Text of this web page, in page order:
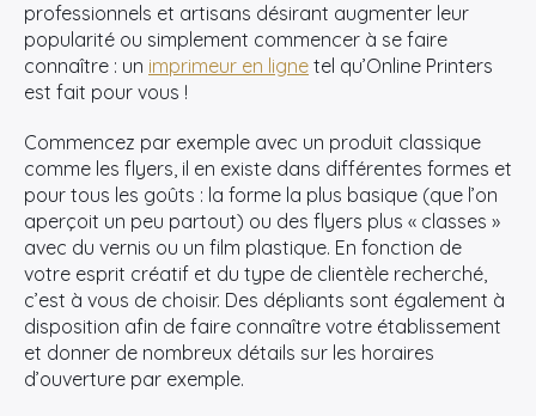
professionnels et artisans désirant augmenter leur
popularité ou simplement commencer à se faire
connaître : un imprimeur en ligne tel qu’Online Printers
est fait pour vous !
Commencez par exemple avec un produit classique
comme les flyers, il en existe dans différentes formes et
pour tous les goûts : la forme la plus basique (que l’on
aperçoit un peu partout) ou des flyers plus « classes »
avec du vernis ou un film plastique. En fonction de
votre esprit créatif et du type de clientèle recherché,
c’est à vous de choisir. Des dépliants sont également à
disposition afin de faire connaître votre établissement
et donner de nombreux détails sur les horaires
d’ouverture par exemple.